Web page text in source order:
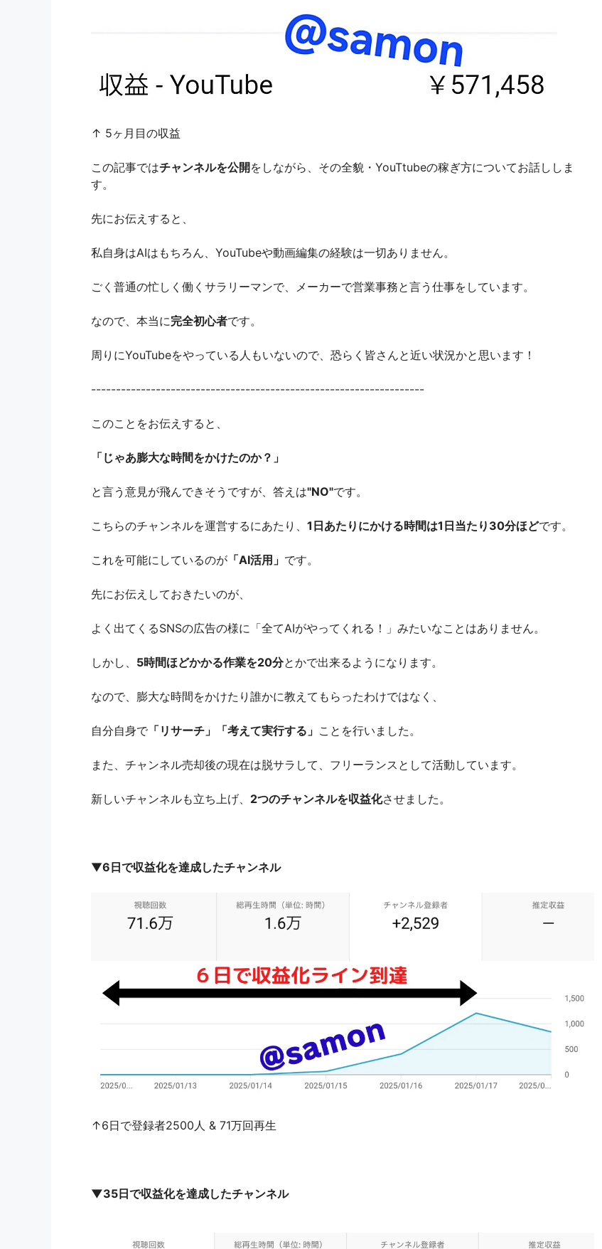
↑ 5ヶ月目の収益
この記事ではチャンネルを公開をしながら、その全貌・YouTtubeの稼ぎ方についてお話ししま
す。
先にお伝えすると、
私自身はAIはもちろん、YouTubeや動画編集の経験は一切ありません。
ごく普通の忙しく働くサラリーマンで、メーカーで営業事務と言う仕事をしています。
なので、本当に完全初心者です。
周りにYouTubeをやっている人もいないので、恐らく皆さんと近い状況かと思います！
-------------------------------------------------------------------
このことをお伝えすると、
「じゃあ膨大な時間をかけたのか？」
と言う意見が飛んできそうですが、答えは"NO"です。
こちらのチャンネルを運営するにあたり、 1日あたりにかける時間は1日当たり30分ほどです。
これを可能にしているのが 「AI活用」 です。
先にお伝えしておきたいのが、
よく出てくるSNSの広告の様に「全てAIがやってくれる！」みたいなことはありません。
しかし、 5時間ほどかかる作業を20分とかで出来るようになります。
なので、膨大な時間をかけたり誰かに教えてもらったわけではなく、
自分自身で 「リサーチ」「考えて実行する」 ことを行いました。
また、チャンネル売却後の現在は脱サラして、フリーランスとして活動しています。
新しいチャンネルも立ち上げ、 2つのチャンネルを収益化させました。
▼6日で収益化を達成したチャンネル
↑6日で登録者2500人 & 71万回再生
▼35日で収益化を達成したチャンネル